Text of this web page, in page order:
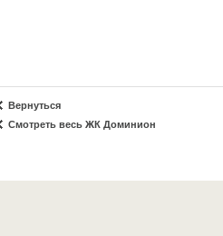
Вернуться
Смотреть весь ЖК Доминион